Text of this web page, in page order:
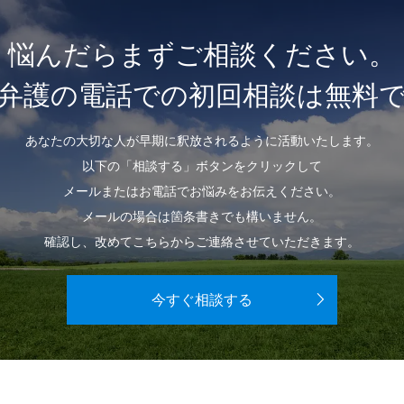
悩んだらまずご相談ください。
護の電話での初回相談は無料
あなたの大切な人が早期に釈放されるように活動いたします。
以下の「相談する」ボタンをクリックして
メールまたはお電話でお悩みをお伝えください。
メールの場合は箇条書きでも構いません。
確認し、改めてこちらからご連絡させていただきます。
今すぐ相談する